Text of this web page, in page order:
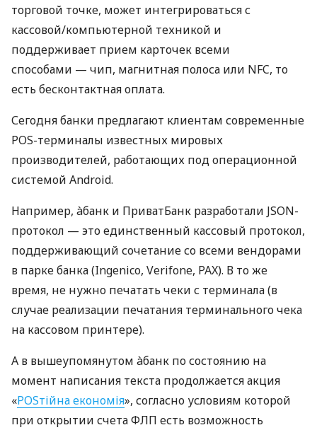
торговой точке, может интегрироваться с
кассовой/компьютерной техникой и
поддерживает прием карточек всеми
способами — чип, магнитная полоса или NFC, то
есть бесконтактная оплата.
Сегодня банки предлагают клиентам современные
POS-терминалы известных мировых
производителей, работающих под операционной
системой Android.
Например, àбанк и ПриватБанк разработали JSON-
протокол — это единственный кассовый протокол,
поддерживающий сочетание со всеми вендорами
в парке банка (Ingenico, Verifone, PAX). В то же
время, не нужно печатать чеки с терминала (в
случае реализации печатания терминального чека
на кассовом принтере).
А в вышеупомянутом àбанк по состоянию на
момент написания текста продолжается акция
«POSтійна економія», согласно условиям которой
при открытии счета ФЛП есть возможность